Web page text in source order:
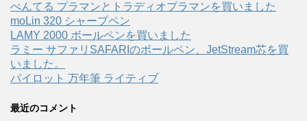
ぺんてる プラマンとトラディオプラマンを買いました
moLin 320 シャープペン
LAMY 2000 ボールペンを買いました
ラミー サファリSAFARIのボールペン、JetStream芯を買
いました。
パイロット 万年筆 ライティブ
最近のコメント